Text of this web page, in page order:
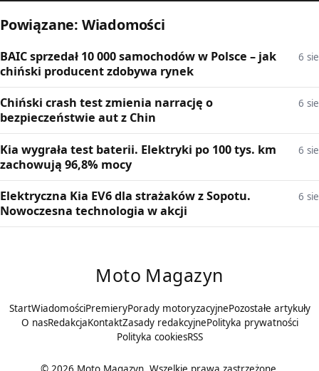
Powiązane: Wiadomości
BAIC sprzedał 10 000 samochodów w Polsce – jak
chiński producent zdobywa rynek
6 sie
Chiński crash test zmienia narrację o
bezpieczeństwie aut z Chin
6 sie
Kia wygrała test baterii. Elektryki po 100 tys. km
zachowują 96,8% mocy
6 sie
Elektryczna Kia EV6 dla strażaków z Sopotu.
Nowoczesna technologia w akcji
6 sie
Moto Magazyn
StartWiadomościPremieryPorady motoryzacyjnePozostałe artykuły
O nasRedakcjaKontaktZasady redakcyjnePolityka prywatności
Polityka cookiesRSS